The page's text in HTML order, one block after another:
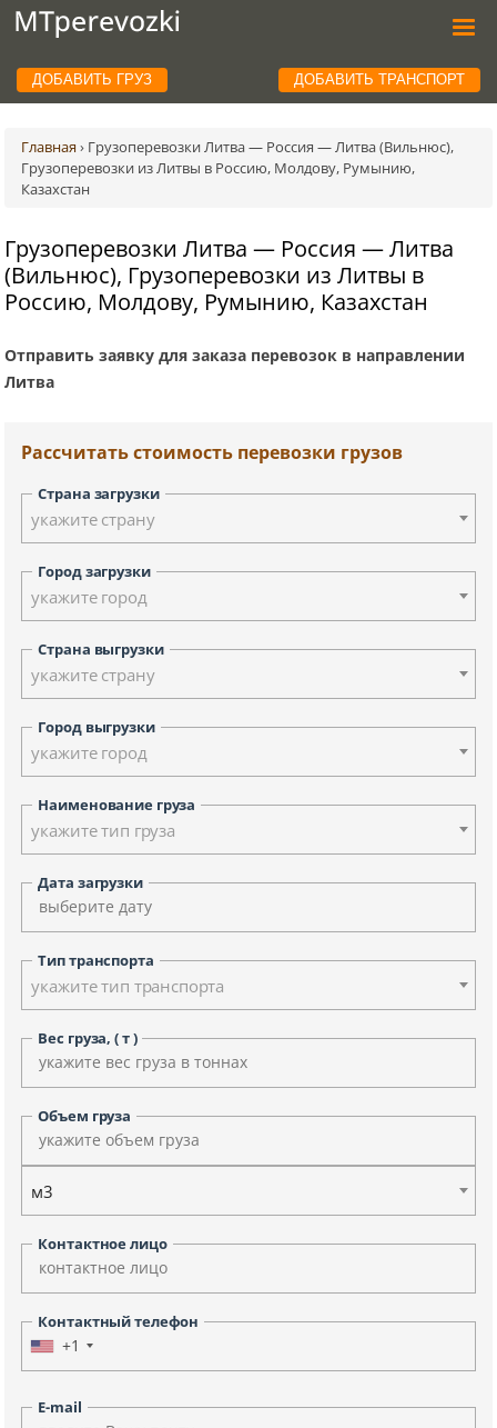
ДОБАВИТЬ ГРУЗ ДОБАВИТЬ ТРАНСПОРТ
Главная › Грузоперевозки Литва — Россия — Литва (Вильнюс),
Грузоперевозки из Литвы в Россию, Молдову, Румынию,
Казахстан
Грузоперевозки Литва — Россия — Литва
(Вильнюс), Грузоперевозки из Литвы в
Россию, Молдову, Румынию, Казахстан
Отправить заявку для заказа перевозок в направлении
Литва
Рассчитать стоимость перевозки грузов
Страна загрузки
укажите страну
Город загрузки
укажите город
Страна выгрузки
укажите страну
Город выгрузки
укажите город
Наименование груза
укажите тип груза
Дата загрузки
Тип транспорта
укажите тип транспорта
Вес груза, ( т )
Объем груза
м3
Контактное лицо
Контактный телефон
+1
E-mail